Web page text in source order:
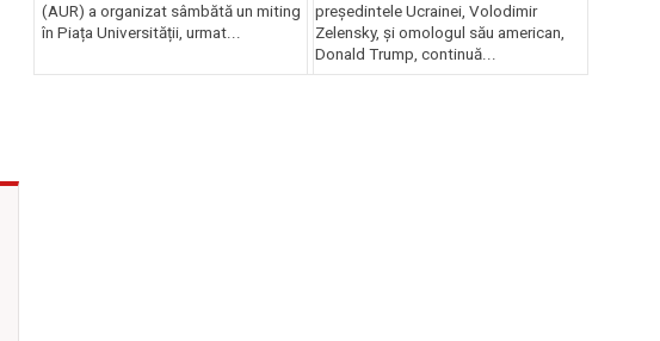
(AUR) a organizat sâmbătă un miting
în Piața Universității, urmat...
președintele Ucrainei, Volodimir
Zelensky, și omologul său american,
Donald Trump, continuă...